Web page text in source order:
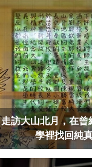
走訪大山北月，在曾
學裡找回純